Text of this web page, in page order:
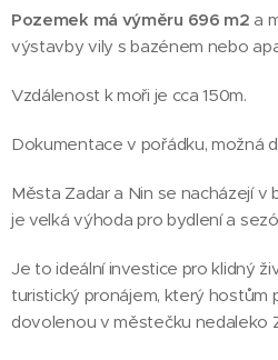
Pozemek má výměru 696 m2 a
výstavby vily s bazénem nebo
Vzdálenost k moři je cca 150m.
Dokumentace v pořádku, možná
Města Zadar a Nin se nacházejí v
je velká výhoda pro bydlení a
Je to ideální investice pro klidný
turistický pronájem, který hostům
dovolenou v městečku nedaleko